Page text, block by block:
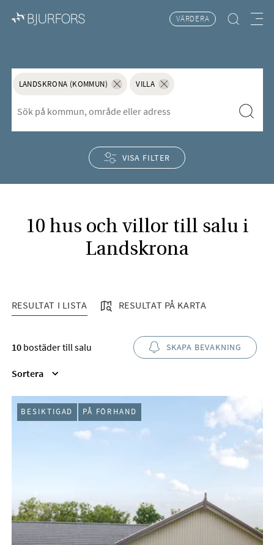
VÄRDERA
Hitta bostad
Meny
LANDSKRONA (KOMMUN)
Ta bort sökordet "Landskrona (Kommun)"
VILLA
Ta bort sökordet "Villa"
VISA FILTER
10 hus och villor till salu i
Landskrona
RESULTAT I LISTA RESULTAT PÅ KARTA
10bostäder till salu SKAPA BEVAKNING
Sortera
BESIKTIGAD PÅ FÖRHAND